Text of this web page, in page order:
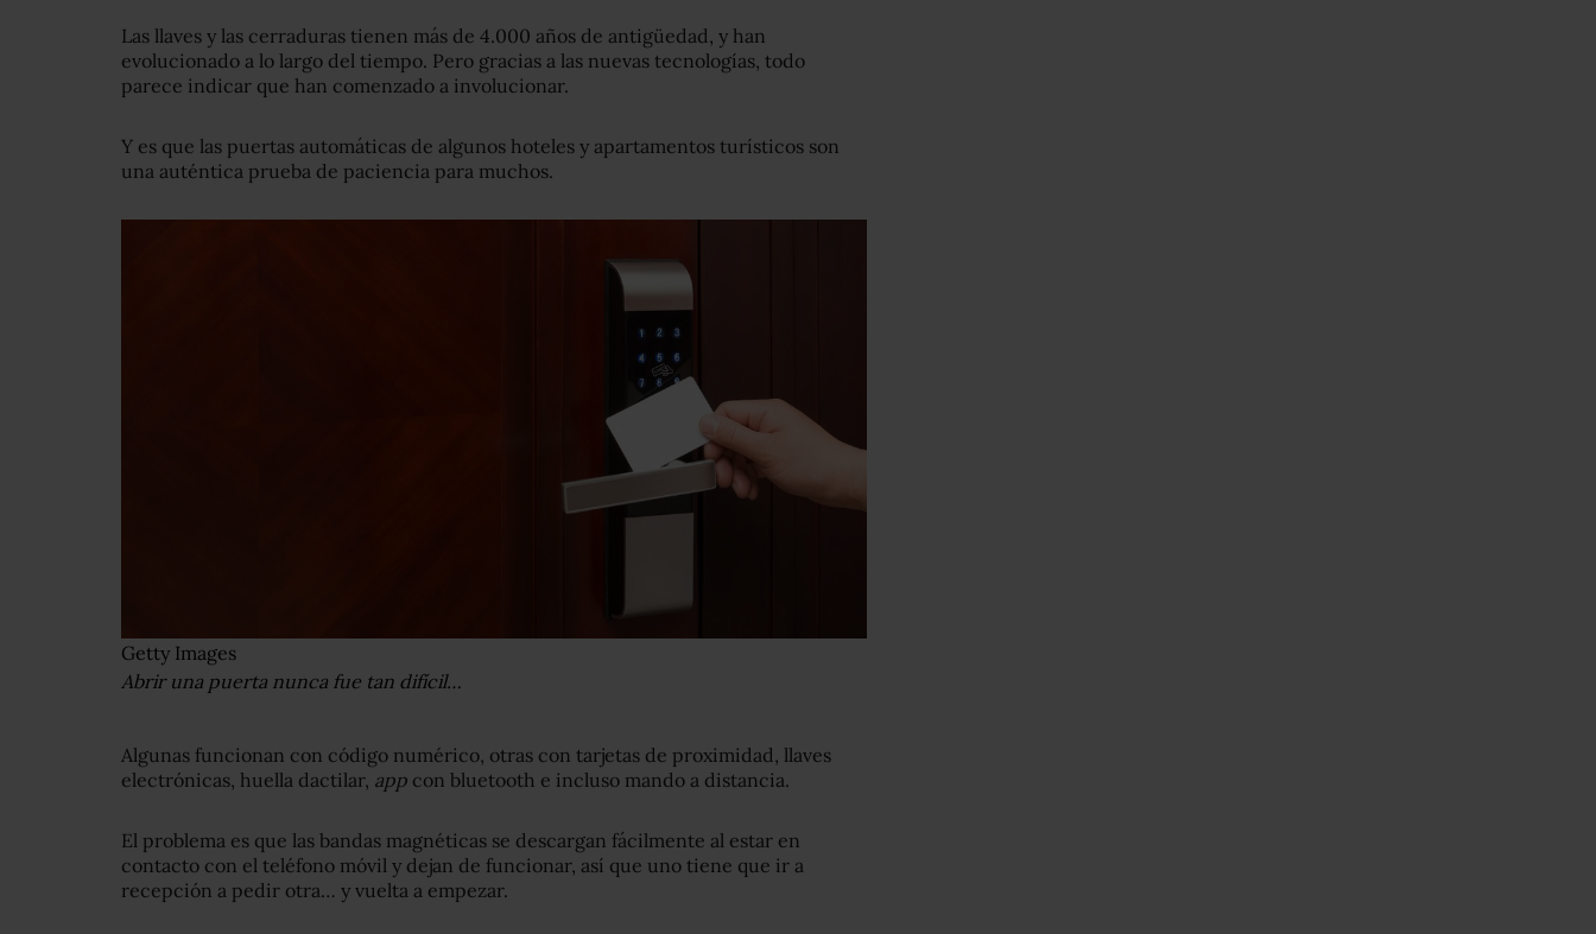
Las llaves y las cerraduras tienen más de 4.000 años de antigüedad, y han
evolucionado a lo largo del tiempo. Pero gracias a las nuevas tecnologías, todo
parece indicar que han comenzado a involucionar.
Y es que las puertas automáticas de algunos hoteles y apartamentos turísticos son
una auténtica prueba de paciencia para muchos.
Getty Images
Abrir una puerta nunca fue tan difícil…
Algunas funcionan con código numérico, otras con tarjetas de proximidad, llaves
electrónicas, huella dactilar, app con bluetooth e incluso mando a distancia.
El problema es que las bandas magnéticas se descargan fácilmente al estar en
contacto con el teléfono móvil y dejan de funcionar, así que uno tiene que ir a
recepción a pedir otra… y vuelta a empezar.